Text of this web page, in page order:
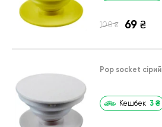
100 ₴ 69 ₴
Pop socket сірий
Кешбек 3 ₴